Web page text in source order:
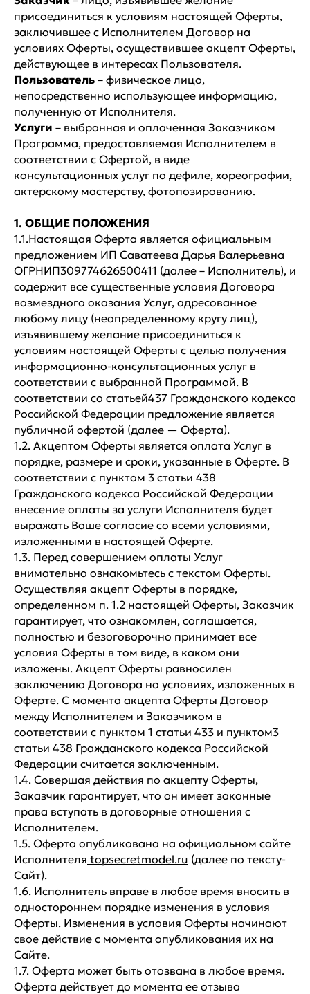
присоединиться к условиям настоящей Оферты,
заключившее с Исполнителем Договор на
условиях Оферты, осуществившее акцепт Оферты,
действующее в интересах Пользователя.
Пользователь – физическое лицо,
непосредственно использующее информацию,
полученную от Исполнителя.
Услуги – выбранная и оплаченная Заказчиком
Программа, предоставляемая Исполнителем в
соответствии с Офертой, в виде
консультационных услуг по дефиле, хореографии,
актерскому мастерству, фотопозированию.
1. ОБЩИЕ ПОЛОЖЕНИЯ
1.1.Настоящая Оферта является официальным
предложением ИП Саватеева Дарья Валерьевна
ОГРНИП309774626500411 (далее – Исполнитель), и
содержит все существенные условия Договора
возмездного оказания Услуг, адресованное
любому лицу (неопределенному кругу лиц),
изъявившему желание присоединиться к
условиям настоящей Оферты с целью получения
информационно-консультационных услуг в
соответствии с выбранной Программой. В
соответствии со статьей437 Гражданского кодекса
Российской Федерации предложение является
публичной офертой (далее — Оферта).
1.2. Акцептом Оферты является оплата Услуг в
порядке, размере и сроки, указанные в Оферте. В
соответствии с пунктом 3 статьи 438
Гражданского кодекса Российской Федерации
внесение оплаты за услуги Исполнителя будет
выражать Ваше согласие со всеми условиями,
изложенными в настоящей Оферте.
1.3. Перед совершением оплаты Услуг
внимательно ознакомьтесь с текстом Оферты.
Осуществляя акцепт Оферты в порядке,
определенном п. 1.2 настоящей Оферты, Заказчик
гарантирует, что ознакомлен, соглашается,
полностью и безоговорочно принимает все
условия Оферты в том виде, в каком они
изложены. Акцепт Оферты равносилен
заключению Договора на условиях, изложенных в
Оферте. С момента акцепта Оферты Договор
между Исполнителем и Заказчиком в
соответствии с пунктом 1 статьи 433 и пунктом3
статьи 438 Гражданского кодекса Российской
Федерации считается заключенным.
1.4. Совершая действия по акцепту Оферты,
Заказчик гарантирует, что он имеет законные
права вступать в договорные отношения с
Исполнителем.
1.5. Оферта опубликована на официальном сайте
Исполнителя topsecretmodel.ru (далее по тексту-
Сайт).
1.6. Исполнитель вправе в любое время вносить в
одностороннем порядке изменения в условия
Оферты. Изменения в условия Оферты начинают
свое действие с момента опубликования их на
Сайте.
1.7. Оферта может быть отозвана в любое время.
Оферта действует до момента ее отзыва